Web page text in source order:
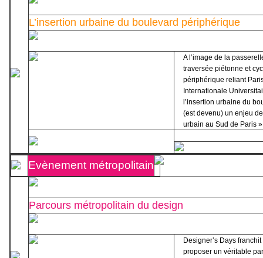
L’insertion urbaine du boulevard périphérique
A l’image de la
traversée piétonne et
périphérique reliant
Internationale
l’insertion urbaine du
(est devenu) un enjeu
urbain au Sud de Paris
Evènement métropolitain
Parcours métropolitain du design
Designer’s Days
proposer un véritable